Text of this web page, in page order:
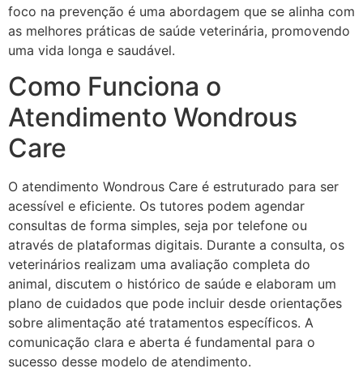
foco na prevenção é uma abordagem que se alinha com
as melhores práticas de saúde veterinária, promovendo
uma vida longa e saudável.
Como Funciona o
Atendimento Wondrous
Care
O atendimento Wondrous Care é estruturado para ser
acessível e eficiente. Os tutores podem agendar
consultas de forma simples, seja por telefone ou
através de plataformas digitais. Durante a consulta, os
veterinários realizam uma avaliação completa do
animal, discutem o histórico de saúde e elaboram um
plano de cuidados que pode incluir desde orientações
sobre alimentação até tratamentos específicos. A
comunicação clara e aberta é fundamental para o
sucesso desse modelo de atendimento.